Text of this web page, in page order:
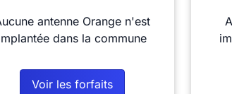
antenne Orange n'est
dans la commune
Voir les forfaits